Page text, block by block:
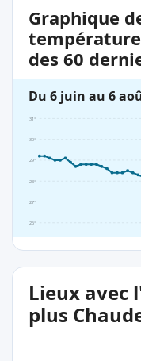
Graphique
des 60
Du 6 juin au 6
26°
27°
28°
29°
30°
31°
Lieux avec
plus